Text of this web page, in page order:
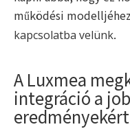
működési
kapcsolatba velünk.
A Luxmea
integráció a
eredményekért